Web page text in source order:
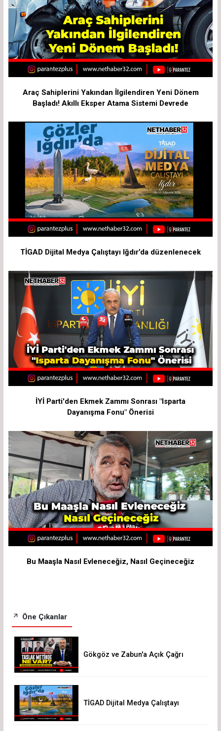
Araç Sahiplerini Yakından İlgilendiren Yeni Dönem
Başladı! Akıllı Eksper Atama Sistemi Devrede
TİGAD Dijital Medya Çalıştayı Iğdır’da düzenlenecek
İYİ Parti'den Ekmek Zammı Sonrası "Isparta
Dayanışma Fonu" Önerisi
Bu Maaşla Nasıl Evleneceğiz, Nasıl Geçineceğiz
Öne Çıkanlar
Gökgöz ve Zabun'a Açık Çağrı
TİGAD Dijital Medya Çalıştayı